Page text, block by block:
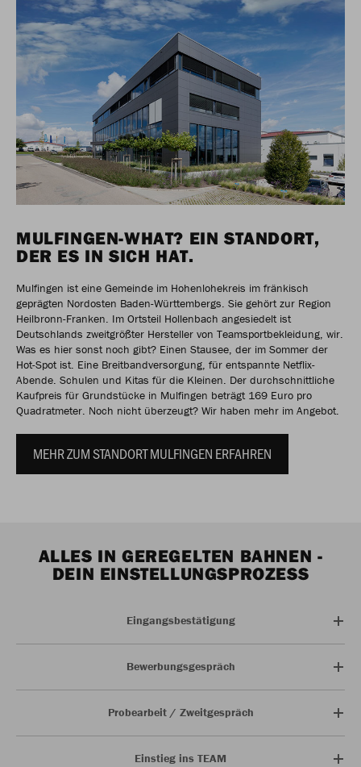
MULFINGEN-WHAT? EIN STANDORT,
DER ES IN SICH HAT.
Mulfingen ist eine Gemeinde im Hohenlohekreis im fränkisch
geprägten Nordosten Baden-Württembergs. Sie gehört zur Region
Heilbronn-Franken. Im Ortsteil Hollenbach angesiedelt ist
Deutschlands zweitgrößter Hersteller von Teamsportbekleidung, wir.
Was es hier sonst noch gibt? Einen Stausee, der im Sommer der
Hot-Spot ist. Eine Breitbandversorgung, für entspannte Netflix-
Abende. Schulen und Kitas für die Kleinen. Der durchschnittliche
Kaufpreis für Grundstücke in Mulfingen beträgt 169 Euro pro
Quadratmeter. Noch nicht überzeugt? Wir haben mehr im Angebot.
MEHR ZUM STANDORT MULFINGEN ERFAHREN
ALLES IN GEREGELTEN BAHNEN -
DEIN EINSTELLUNGSPROZESS
Eingangsbestätigung
Bewerbungsgespräch
Probearbeit / Zweitgespräch
Einstieg ins TEAM